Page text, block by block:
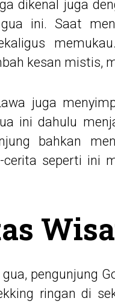
dikenal juga
ini. Saat
kesan mistis,
juga
ini dahulu
bahkan
cerita seperti ini
pengunjung
ringan di